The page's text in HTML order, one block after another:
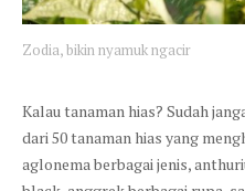
Zodia, bikin nyamuk ngacir
Kalau tanaman hias? Sudah
dari 50 tanaman hias yang
aglonema berbagai jenis,